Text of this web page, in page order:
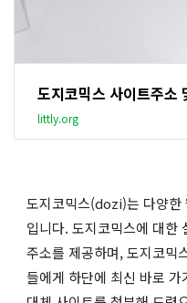
도지코믹스 사이트주소
littly.org
도지코믹스(dozi)는 다양한
입니다. 도지코믹스에 대한
주소를 제공하며, 도지코믹
들에게 하단에 최신 바로